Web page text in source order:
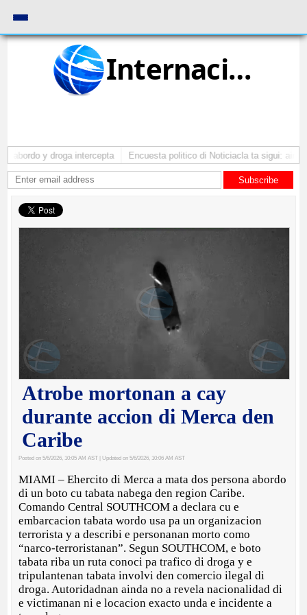
Internacional
abordo y droga intercepta Encuesta politico di Noticiacla ta sigui:
Subscribe
Atrobe mortonan a cay
durante accion di Merca den
Caribe
Posted on 5/6/2026, 10:05 AM AST | Updated on 5/6/2026, 10:06 AM AST
MIAMI – Ehercito di Merca a mata dos persona abordo
di un boto cu tabata nabega den region Caribe.
Comando Central SOUTHCOM a declara cu e
embarcacion tabata wordo usa pa un organizacion
terrorista y a describi e personanan morto como
“narco-terroristanan”. Segun SOUTHCOM, e boto
tabata riba un ruta conoci pa trafico di droga y e
tripulantenan tabata involvi den comercio ilegal di
droga. Autoridadnan ainda no a revela nacionalidad di
e victimanan ni e locacion exacto unda e incidente a